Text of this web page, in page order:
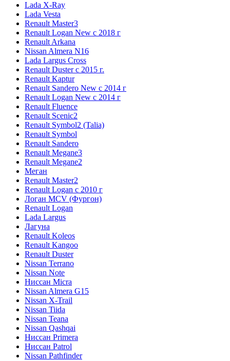
Lada X-Ray
Lada Vesta
Renault Master3
Renault Logan New с 2018 г
Renault Arkana
Nissan Almera N16
Lada Largus Cross
Renault Duster с 2015 г.
Renault Kaptur
Renault Sandero New с 2014 г
Renault Logan New с 2014 г
Renault Fluence
Renault Scenic2
Renault Symbol2 (Talia)
Renault Symbol
Renault Sandero
Renault Megane3
Renault Megane2
Меган
Renault Master2
Renault Logan c 2010 г
Логан МСV (Фургон)
Renault Logan
Lada Largus
Лагуна
Renault Koleos
Renault Kangoo
Renault Duster
Nissan Terrano
Nissan Note
Ниссан Micra
Nissan Almera G15
Nissan X-Trail
Nissan Tiida
Nissan Teana
Nissan Qashqai
Ниссан Primera
Ниссан Patrol
Nissan Pathfinder